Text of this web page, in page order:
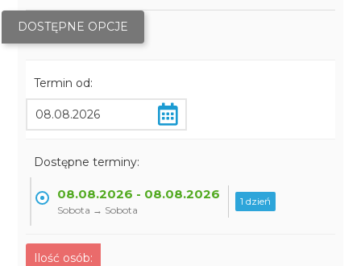
DOSTĘPNE OPCJE
Termin od:
Dostępne terminy:
08.08.2026 - 08.08.2026
Sobota → Sobota
1 dzień
Ilość osób: